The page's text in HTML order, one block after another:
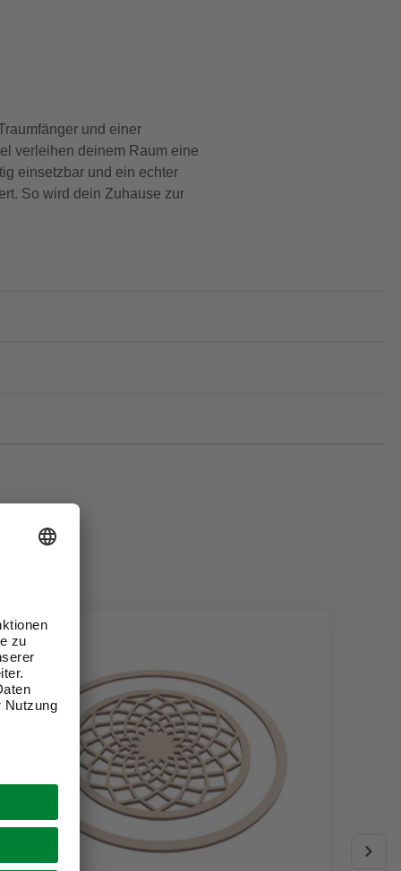
und einer
verleihen deinem Raum eine
einsetzbar und ein echter
So wird dein Zuhause zur